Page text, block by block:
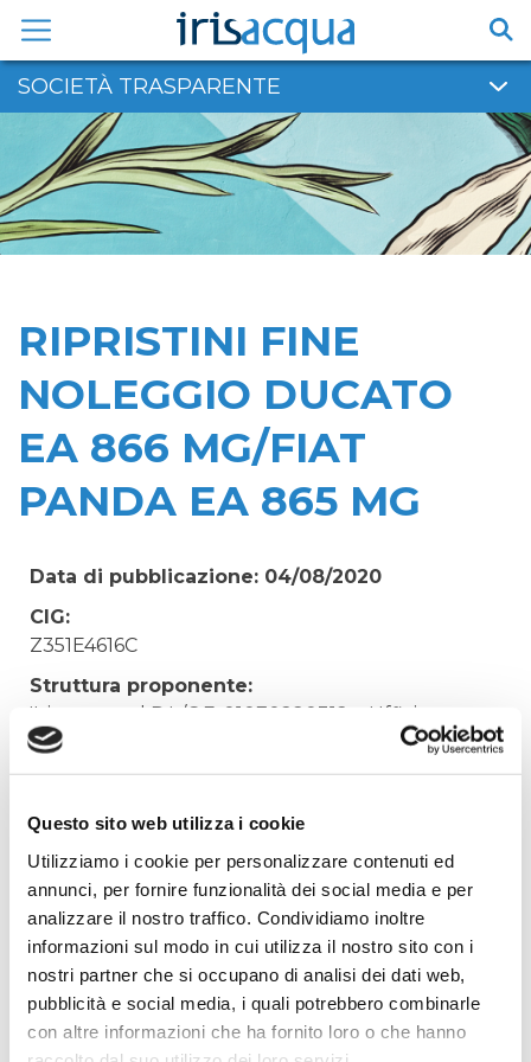
Questo sito web utilizza i cookie
Utilizziamo i cookie per personalizzare contenuti ed
annunci, per fornire funzionalità dei social media e per
analizzare il nostro traffico. Condividiamo inoltre
informazioni sul modo in cui utilizza il nostro sito con i
nostri partner che si occupano di analisi dei dati web,
pubblicità e social media, i quali potrebbero combinarle
con altre informazioni che ha fornito loro o che hanno
contenuto
SOCIETÀ TRASPARENTE
RIPRISTINI FINE
NOLEGGIO DUCATO
EA 866 MG/FIAT
PANDA EA 865 MG
Data di pubblicazione: 04/08/2020
CIG:
Z351E4616C
Struttura proponente:
'Irisacqua srl P.I./C.F. 01070220312. - Ufficio
Tecnico
Oggetto:
RIPRISTINI FINE NOLEGGIO DUCATO EA 866
MG/FIAT PANDA EA 865 MG
Elenco operatori invitati:
Codice Fiscale:
Procedura di scelta:
Affidamento ai sensi del Regolamento Generale
Aziendale per Lavori Servizi e Forniture